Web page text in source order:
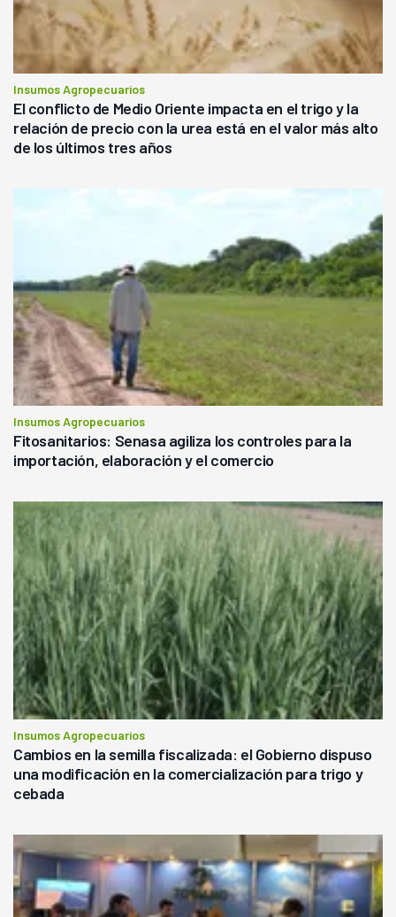
Insumos Agropecuarios
El conflicto de Medio Oriente impacta en el trigo y la
relación de precio con la urea está en el valor más alto
de los últimos tres años
Insumos Agropecuarios
Fitosanitarios: Senasa agiliza los controles para la
importación, elaboración y el comercio
Insumos Agropecuarios
Cambios en la semilla fiscalizada: el Gobierno dispuso
una modificación en la comercialización para trigo y
cebada